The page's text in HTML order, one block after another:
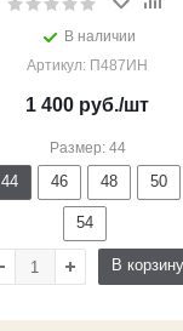
В наличии
Артикул: П487ИН
1 400 руб./шт
Размер: 44
44 46 48 50
54
В корзину